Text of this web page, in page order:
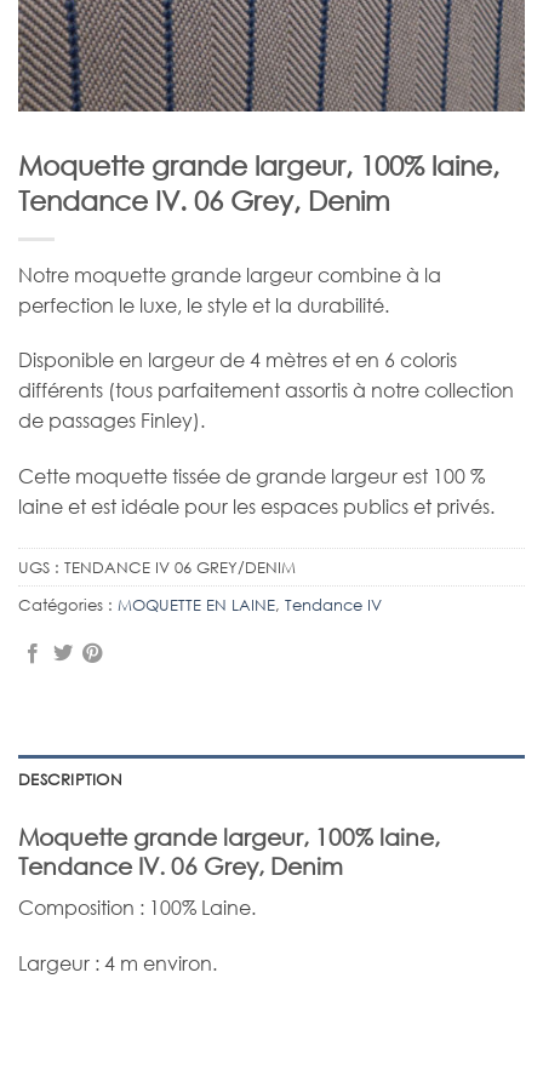
Moquette grande largeur, 100% laine,
Tendance IV. 06 Grey, Denim
Notre moquette grande largeur combine à la
perfection le luxe, le style et la durabilité.
Disponible en largeur de 4 mètres et en 6 coloris
différents (tous parfaitement assortis à notre collection
de passages Finley).
Cette moquette tissée de grande largeur est 100 %
laine et est idéale pour les espaces publics et privés.
UGS : TENDANCE IV 06 GREY/DENIM
Catégories : MOQUETTE EN LAINE, Tendance IV
DESCRIPTION
Moquette grande largeur, 100% laine,
Tendance IV. 06 Grey, Denim
Composition : 100% Laine.
Largeur : 4 m environ.